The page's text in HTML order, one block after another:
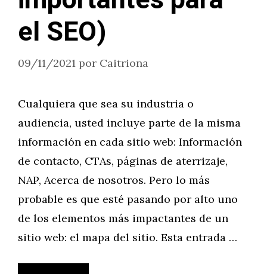
el SEO)
09/11/2021 por Caitriona
Cualquiera que sea su industria o
audiencia, usted incluye parte de la misma
información en cada sitio web: Información
de contacto, CTAs, páginas de aterrizaje,
NAP, Acerca de nosotros. Pero lo más
probable es que esté pasando por alto uno
de los elementos más impactantes de un
sitio web: el mapa del sitio. Esta entrada …